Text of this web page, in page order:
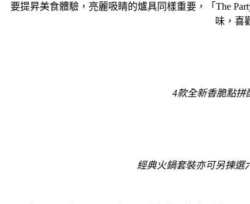
要提昇美食體驗，亮麗吸睛的爐具同樣重要，「The
味，喜
4款全新香脆點拼
經典火鍋套裝亦可另揀選